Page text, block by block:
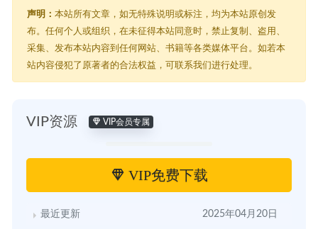
声明： 本站所有文章，如无特殊说明或标注，均为本站原创发
布。任何个人或组织，在未征得本站同意时，禁止复制、盗用、
采集、发布本站内容到任何网站、书籍等各类媒体平台。如若本
站内容侵犯了原著者的合法权益，可联系我们进行处理。
VIP资源 VIP会员专属
VIP免费下载
最近更新 2025年04月20日